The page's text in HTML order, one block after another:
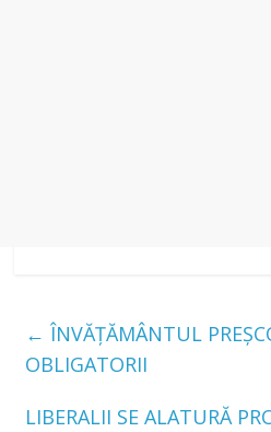
← ÎNVĂȚĂMÂNTUL
OBLIGATORII
LIBERALII SE ALATURĂ